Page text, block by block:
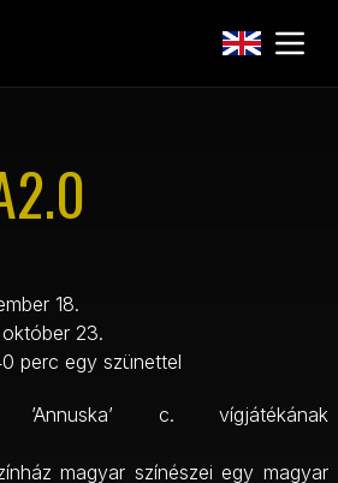
18.
23.
perc egy szünettel
c. vígjátékának
magyar színészei egy magyar